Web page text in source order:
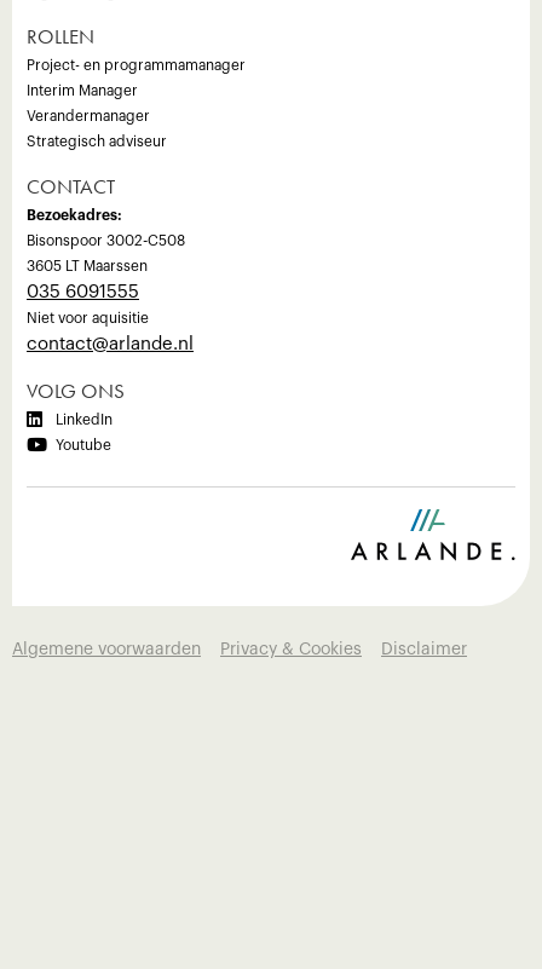
ROLLEN
Project- en programmamanager
Interim Manager
Verandermanager
Strategisch adviseur
CONTACT
Bezoekadres:
Bisonspoor 3002-C508
3605 LT Maarssen
035 6091555
Niet voor aquisitie
‍contact@arlande.nl
VOLG ONS
 LinkedIn
 Youtube
Algemene voorwaarden Privacy & Cookies Disclaimer